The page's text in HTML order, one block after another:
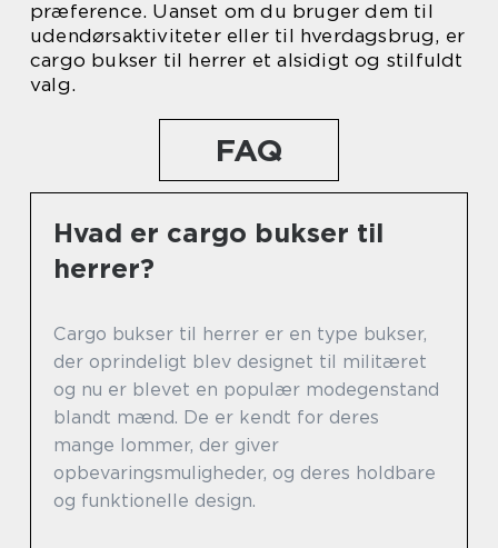
præference. Uanset om du bruger dem til
udendørsaktiviteter eller til hverdagsbrug, er
cargo bukser til herrer et alsidigt og stilfuldt
valg.
FAQ
Hvad er cargo bukser til
herrer?
Cargo bukser til herrer er en type bukser,
der oprindeligt blev designet til militæret
og nu er blevet en populær modegenstand
blandt mænd. De er kendt for deres
mange lommer, der giver
opbevaringsmuligheder, og deres holdbare
og funktionelle design.